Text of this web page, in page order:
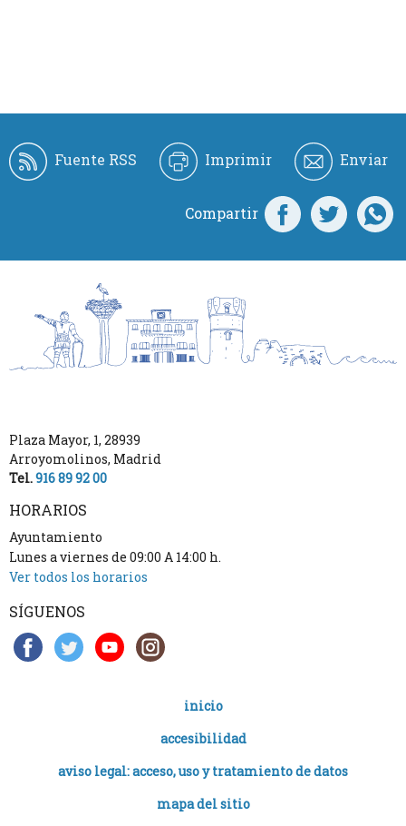
Fuente RSS Imprimir Enviar
Compartir
Plaza Mayor, 1, 28939
Arroyomolinos, Madrid
Tel.916 89 92 00
HORARIOS
Ayuntamiento
Lunes a viernes de 09:00 A 14:00 h.
Ver todos los horarios
SÍGUENOS
inicio
accesibilidad
aviso legal: acceso, uso y tratamiento de datos
mapa del sitio